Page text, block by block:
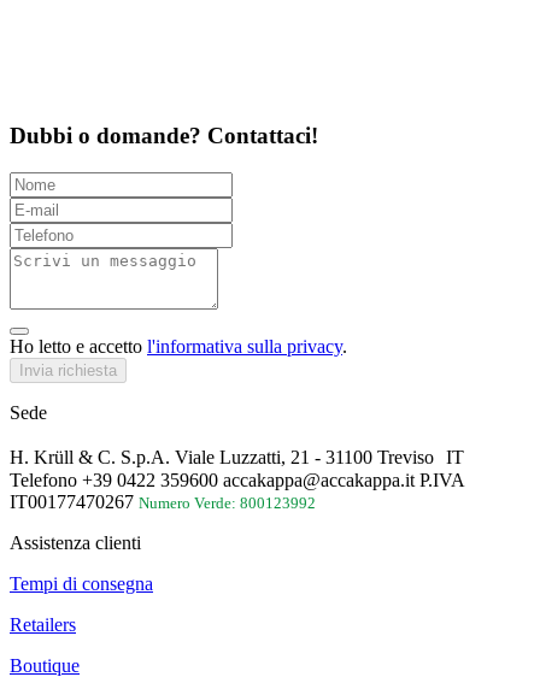
Dubbi o domande? Contattaci!
Ho letto e accetto l'informativa sulla privacy.
Invia richiesta
Sede
H. Krüll & C. S.p.A. Viale Luzzatti, 21 - 31100 Treviso IT
Telefono +39 0422 359600 accakappa@accakappa.it P.IVA
IT00177470267 Numero Verde: 800123992
Assistenza clienti
Tempi di consegna
Retailers
Boutique